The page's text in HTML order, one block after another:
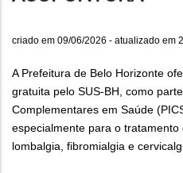
criado em 09/06/2026 - atualizado em
A Prefeitura de Belo Horizonte
gratuita pelo SUS-BH, como
Complementares em Saúde
especialmente para o
lombalgia, fibromialgia e